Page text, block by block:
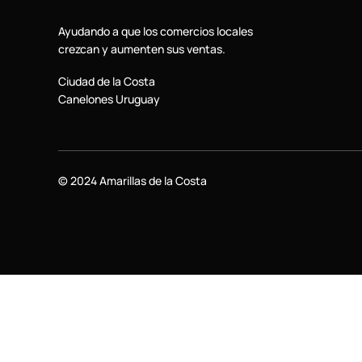
Ayudando a que los comercios locales
crezcan y aumenten sus ventas.
Ciudad de la Costa
Canelones Uruguay
© 2024 Amarillas de la Costa